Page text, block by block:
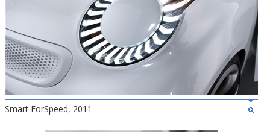
Smart ForSpeed, 2011